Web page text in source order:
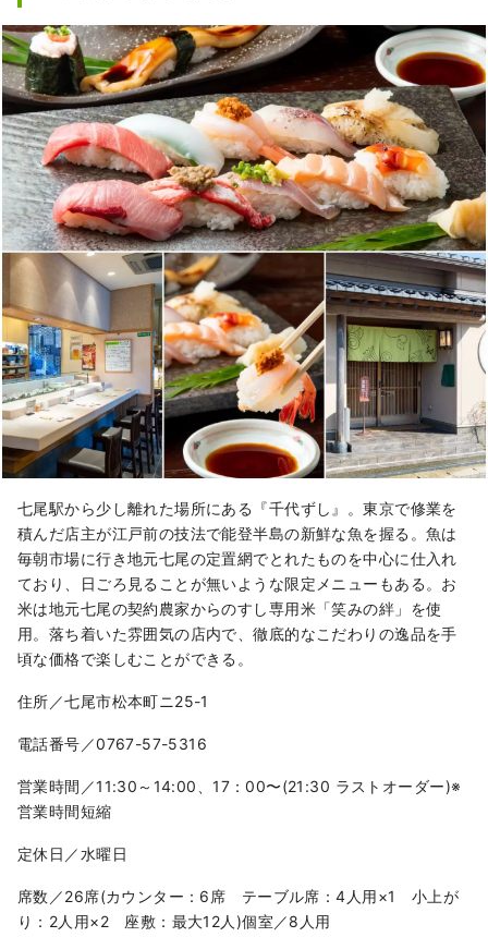
七尾駅から少し離れた場所にある『千代ずし』。東京で修業を
積んだ店主が江戸前の技法で能登半島の新鮮な魚を握る。魚は
毎朝市場に行き地元七尾の定置網でとれたものを中心に仕入れ
ており、日ごろ見ることが無いような限定メニューもある。お
米は地元七尾の契約農家からのすし専用米「笑みの絆」を使
用。落ち着いた雰囲気の店内で、徹底的なこだわりの逸品を手
頃な価格で楽しむことができる。
住所／七尾市松本町ニ25-1
電話番号／0767-57-5316
営業時間／11:30～14:00、17：00〜(21:30 ラストオーダー)※
営業時間短縮
定休日／水曜日
席数／26席(カウンター：6席 テーブル席：4人用×1 小上が
り：2人用×2 座敷：最大12人)個室／8人用